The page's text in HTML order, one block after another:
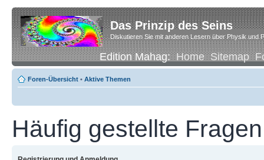
Das Prinzip des Seins
Diskutieren Sie mit anderen Lesern über Physik und
Edition Mahag:Home Sitemap
Foren-Übersicht • Aktive Themen
Häufig gestellte Fragen